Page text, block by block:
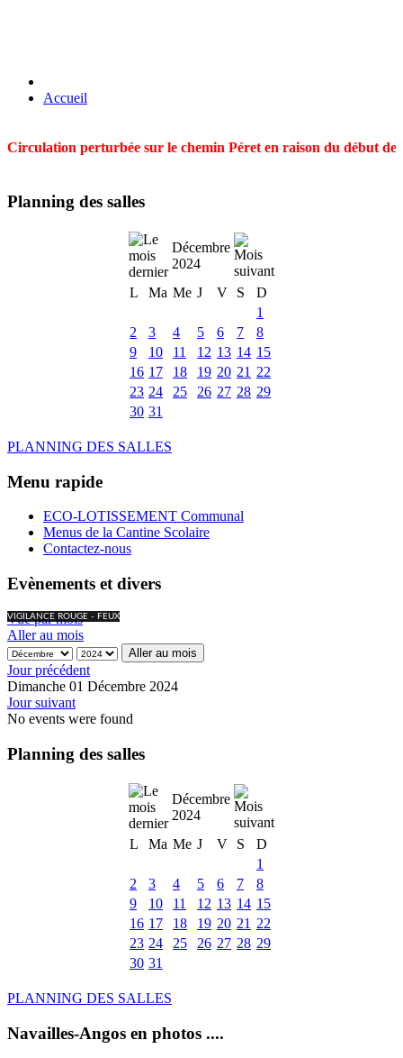
Accueil
Circulation perturbée sur le chemin Péret en raison du début
Planning des salles
Décembre
2024
L
Ma Me J V S
D
1
2
3 4 5 6 7
8
9
10 11 12 13 14 15
16 17 18 19 20 21 22
23 24 25 26 27 28 29
30 31
PLANNING DES SALLES
Menu rapide
ECO-LOTISSEMENT Communal
Menus de la Cantine Scolaire
Contactez-nous
Evènements et divers
VIGILANCE ROUGE - FEUX
Vue par mois
Aller au mois
Aller au mois
Jour précédent
Dimanche 01 Décembre 2024
Jour suivant
No events were found
Planning des salles
Décembre
2024
L
Ma Me J V S
D
1
2
3 4 5 6 7
8
9
10 11 12 13 14 15
16 17 18 19 20 21 22
23 24 25 26 27 28 29
30 31
PLANNING DES SALLES
Navailles-Angos en photos ....